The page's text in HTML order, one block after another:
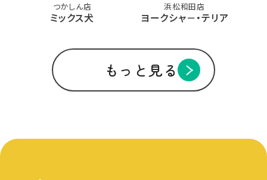
つかしん店
ミックス犬
浜松和田店
ヨークシャ－・テリア
もっと見る